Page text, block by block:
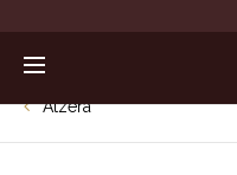
Atzera